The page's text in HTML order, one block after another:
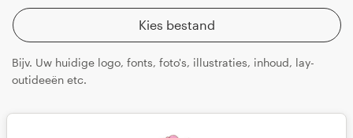
Kies bestand
Bijv. Uw huidige logo, fonts, foto's, illustraties, inhoud, lay-
outideeën etc.